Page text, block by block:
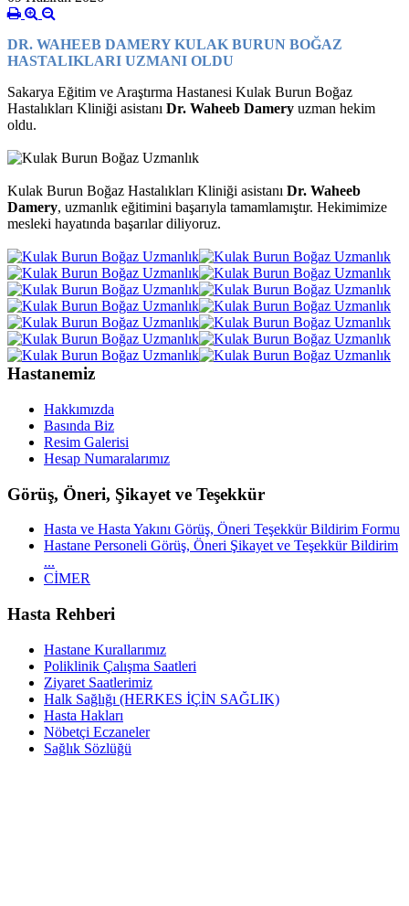
DR. WAHEEB DAMERY KULAK BURUN BOĞAZ
HASTALIKLARI UZMANI OLDU
Sakarya Eğitim ve Araştırma Hastanesi Kulak Burun Boğaz
Hastalıkları Kliniği asistanı Dr. Waheeb Damery uzman hekim
oldu.
Kulak Burun Boğaz Hastalıkları Kliniği asistanı Dr. Waheeb
Damery, uzmanlık eğitimini başarıyla tamamlamıştır. Hekimimize
mesleki hayatında başarılar diliyoruz.
Hastanemiz
Hakkımızda
Basında Biz
Resim Galerisi
Hesap Numaralarımız
Görüş, Öneri, Şikayet ve Teşekkür
Hasta ve Hasta Yakını Görüş, Öneri Teşekkür Bildirim Formu
Hastane Personeli Görüş, Öneri Şikayet ve Teşekkür Bildirim
...
CİMER
Hasta Rehberi
Hastane Kurallarımız
Poliklinik Çalışma Saatleri
Ziyaret Saatlerimiz
Halk Sağlığı (HERKES İÇİN SAĞLIK)
Hasta Hakları
Nöbetçi Eczaneler
Sağlık Sözlüğü